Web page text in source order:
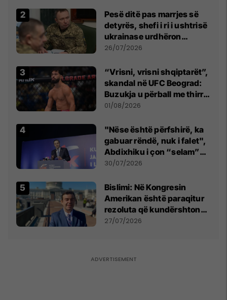
Pesë ditë pas marrjes së
detyrës, shefi i ri i ushtrisë
ukrainase urdhëron
kontroll të madh
26/07/2026
“Vrisni, vrisni shqiptarët”,
skandal në UFC Beograd:
Buzukja u përball me thirrje
anti-shqiptare nga
01/08/2026
"Nëse është përfshirë, ka
gabuar rëndë, nuk i falet",
Abdixhiku i çon “selam”
Përparim Ramës
30/07/2026
Bislimi: Në Kongresin
Amerikan është paraqitur
rezoluta që kundërshton
mbajtjen e Asamblesë
27/07/2026